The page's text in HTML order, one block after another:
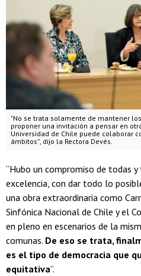
"No se trata solamente de mantener
proponer una invitación a pensar en
Universidad de Chile puede colaborar
ámbitos”, dijo la Rectora Devés.
“Hubo un compromiso de todas
excelencia, con dar todo lo
una obra extraordinaria como
Sinfónica Nacional de Chile y el
en pleno en escenarios de la
comunas. De eso se trata,
es el tipo de democracia que
equitativa”.